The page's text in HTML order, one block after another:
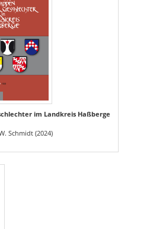
im Landkreis Haßberge
Schmidt (2024)